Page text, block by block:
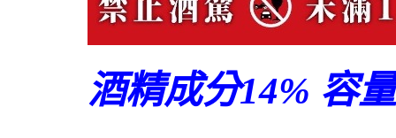
酒精成分14% 容